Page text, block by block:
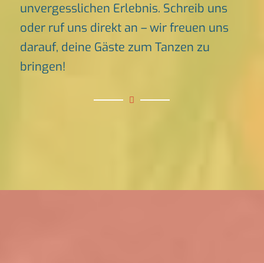
unvergesslichen Erlebnis. Schreib uns
oder ruf uns direkt an – wir freuen uns
darauf, deine Gäste zum Tanzen zu
bringen!